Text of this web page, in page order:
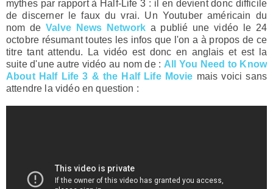
mythes par rapport à Half-Life 3 : il en devient donc difficile
de discerner le faux du vrai. Un Youtuber américain du
nom deValve News Network a publié une vidéo le 24
octobre résumant toutes les infos que l'on a à propos de ce
titre tant attendu. La vidéo est donc en anglais et est la
suite d'une autre vidéo au nom de : All You Need to Know
About Half Life 3 & the Half Life Movie mais voici sans
attendre la vidéo en question :